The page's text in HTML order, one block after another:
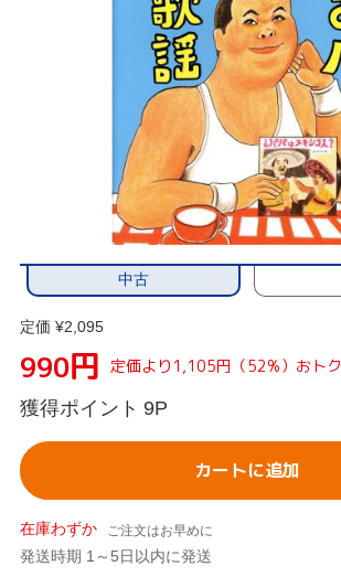
中古
定価 ¥2,095
990円 定価より1,105円（52%）おトク
獲得ポイント 9P
カートに追加
在庫わずか ご注文はお早めに
発送時期 1～5日以内に発送